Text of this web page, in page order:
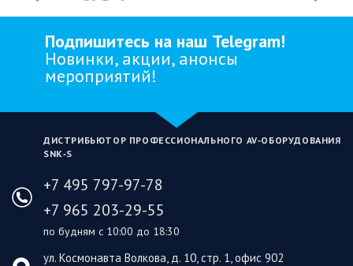
Подпишитесь на наш Telegram!
Новинки, акции, анонсы
мероприятий!
ДИСТРИБЬЮТОР ПРОФЕССИОНАЛЬНОГО AV‑ОБОРУДОВАНИЯ
SNK‑S
+7 495 797-97-78
+7 965 203-29-55
по будням с 10:00 до 18:30
ул. Космонавта Волкова, д. 10, стр. 1, офис 902